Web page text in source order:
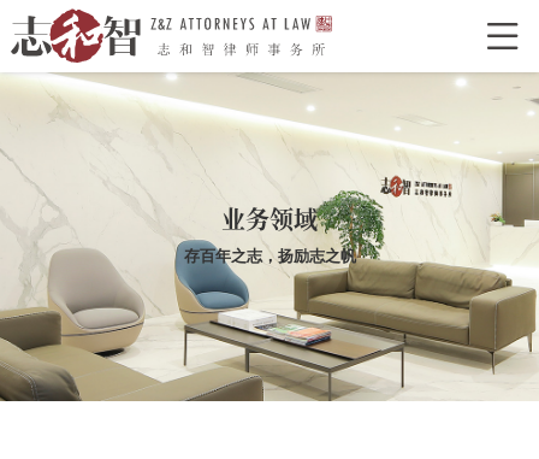

网站首页
律所介绍 律所荣誉 特色型服务
志和智律师
合伙人 执业律师
业务领域
经典案例
业务领域
存百年之志，扬励志之帆